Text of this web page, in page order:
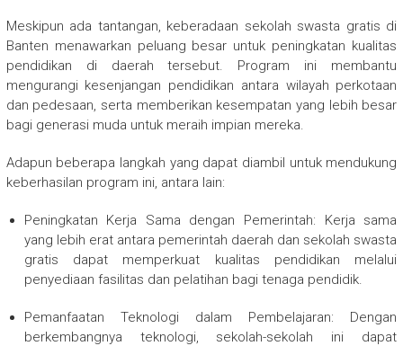
Meskipun ada tantangan, keberadaan sekolah swasta gratis di
Banten menawarkan peluang besar untuk peningkatan kualitas
pendidikan di daerah tersebut. Program ini membantu
mengurangi kesenjangan pendidikan antara wilayah perkotaan
dan pedesaan, serta memberikan kesempatan yang lebih besar
bagi generasi muda untuk meraih impian mereka.
Adapun beberapa langkah yang dapat diambil untuk mendukung
keberhasilan program ini, antara lain:
Peningkatan Kerja Sama dengan Pemerintah: Kerja sama
yang lebih erat antara pemerintah daerah dan sekolah swasta
gratis dapat memperkuat kualitas pendidikan melalui
penyediaan fasilitas dan pelatihan bagi tenaga pendidik.
Pemanfaatan Teknologi dalam Pembelajaran: Dengan
berkembangnya teknologi, sekolah-sekolah ini dapat